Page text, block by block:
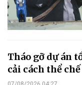
Tháo gỡ dự án
cải cách thể chế